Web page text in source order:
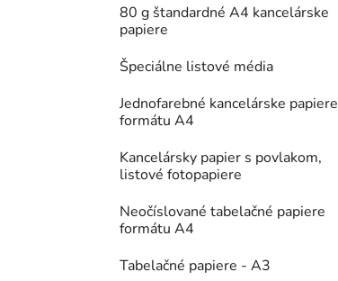
80 g štandardné A4 kancelárske
papiere
Špeciálne listové média
Jednofarebné kancelárske papiere
formátu A4
Kancelársky papier s povlakom,
listové fotopapiere
Neočíslované tabelačné papiere
formátu A4
Tabelačné papiere - A3